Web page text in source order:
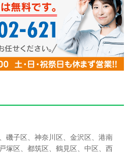
磯子区 神奈川区 金沢区
港南
戸塚区 都筑区 鶴見区 中区
西